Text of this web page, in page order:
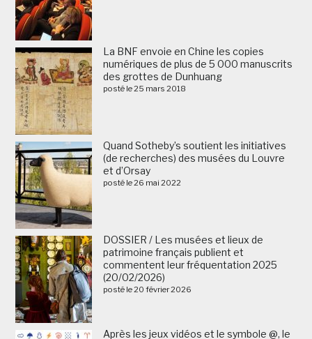
La BNF envoie en Chine les copies
numériques de plus de 5 000 manuscrits
des grottes de Dunhuang
posté le 25 mars 2018
Quand Sotheby’s soutient les initiatives
(de recherches) des musées du Louvre
et d’Orsay
posté le 26 mai 2022
DOSSIER / Les musées et lieux de
patrimoine français publient et
commentent leur fréquentation 2025
(20/02/2026)
posté le 20 février 2026
Après les jeux vidéos et le symbole @, le